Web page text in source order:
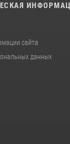
сайта
данных